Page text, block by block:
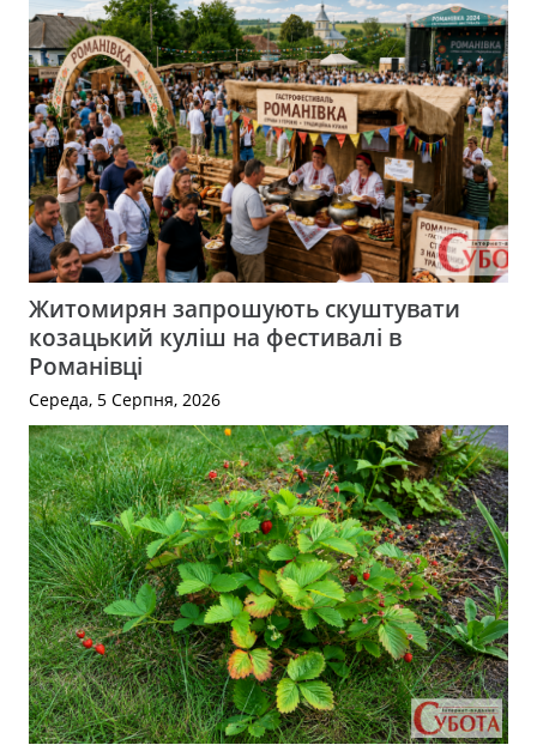
Житомирян запрошують скуштувати
козацький куліш на фестивалі в
Романівці
Середа, 5 Серпня, 2026